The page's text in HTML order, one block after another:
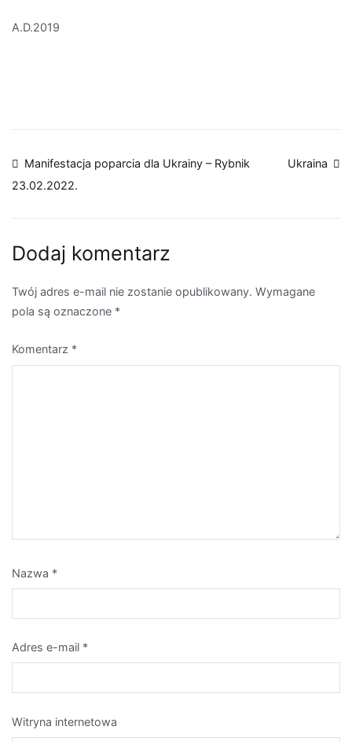
A.D.2019
Nawigacja
wpisu
Manifestacja poparcia dla Ukrainy – Rybnik
23.02.2022.
Ukraina
Dodaj komentarz
Twój adres e-mail nie zostanie opublikowany. Wymagane
pola są oznaczone *
Komentarz *
Nazwa *
Adres e-mail *
Witryna internetowa